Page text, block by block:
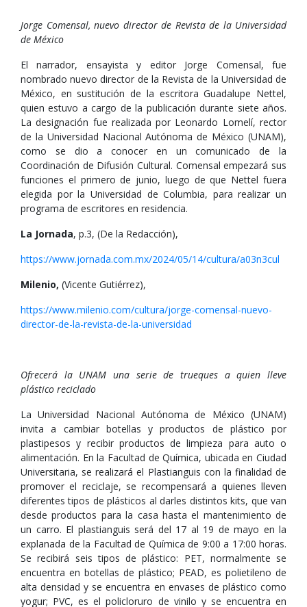
Jorge Comensal, nuevo director de Revista de la Universidad
de México
El narrador, ensayista y editor Jorge Comensal, fue
nombrado nuevo director de la Revista de la Universidad de
México, en sustitución de la escritora Guadalupe Nettel,
quien estuvo a cargo de la publicación durante siete años.
La designación fue realizada por Leonardo Lomelí, rector
de la Universidad Nacional Autónoma de México (UNAM),
como se dio a conocer en un comunicado de la
Coordinación de Difusión Cultural. Comensal empezará sus
funciones el primero de junio, luego de que Nettel fuera
elegida por la Universidad de Columbia, para realizar un
programa de escritores en residencia.
La Jornada, p.3, (De la Redacción),
https://www.jornada.com.mx/2024/05/14/cultura/a03n3cul
Milenio, (Vicente Gutiérrez),
https://www.milenio.com/cultura/jorge-comensal-nuevo-
director-de-la-revista-de-la-universidad
Ofrecerá la UNAM una serie de trueques a quien lleve
plástico reciclado
La Universidad Nacional Autónoma de México (UNAM)
invita a cambiar botellas y productos de plástico por
plastipesos y recibir productos de limpieza para auto o
alimentación. En la Facultad de Química, ubicada en Ciudad
Universitaria, se realizará el Plastianguis con la finalidad de
promover el reciclaje, se recompensará a quienes lleven
diferentes tipos de plásticos al darles distintos kits, que van
desde productos para la casa hasta el mantenimiento de
un carro. El plastianguis será del 17 al 19 de mayo en la
explanada de la Facultad de Química de 9:00 a 17:00 horas.
Se recibirá seis tipos de plástico: PET, normalmente se
encuentra en botellas de plástico; PEAD, es polietileno de
alta densidad y se encuentra en envases de plástico como
yogur; PVC, es el policloruro de vinilo y se encuentra en